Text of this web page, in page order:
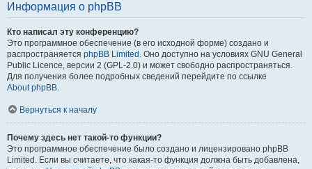
Информация о phpBB
Кто написал эту конференцию?
Это программное обеспечение (в его исходной форме) создано и
распространяется phpBB Limited . Оно доступно на условиях GNU General
Public Licence, версии 2 (GPL-2.0) и может свободно распространяться.
Для получения более подробных сведений перейдите по ссылке
About phpBB.
Вернуться к началу
Почему здесь нет такой-то функции?
Это программное обеспечение было создано и лицензировано phpBB
Limited. Если вы считаете, что какая-то функция должна быть добавлена,